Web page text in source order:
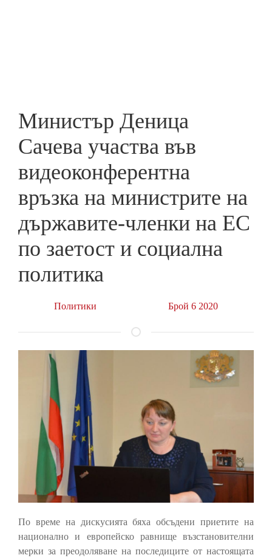
Mинистър Деница
Сачева участва във
видеоконферентна
връзка на министрите на
държавите-членки на ЕС
по заетост и социална
политика
Политики Брой 6 2020
По време на дискусията бяха обсъдени приетите на
национално и европейско равнище възстановителни
мерки за преодоляване на последиците от настоящата